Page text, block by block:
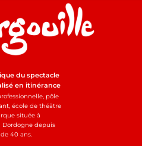
du spectacle
en itinérance
pôle
école de théâtre
située à
Dordogne depuis
40 ans.